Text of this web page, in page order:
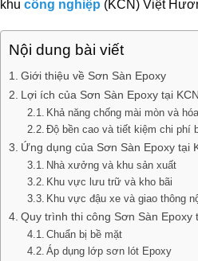
khu công nghiệp (KCN) Việt
Nội dung bài viết
Giới thiệu về Sơn Sàn Epoxy
Lợi ích của Sơn Sàn Epoxy tại
Khả năng chống mài mòn và
Độ bền cao và tiết kiệm chi phí
Ứng dụng của Sơn Sàn Epoxy tại
Nhà xưởng và khu sản xuất
Khu vực lưu trữ và kho bãi
Khu vực đậu xe và giao thông
Quy trình thi công Sơn Sàn Epoxy
Chuẩn bị bề mặt
Áp dụng lớp sơn lót Epoxy